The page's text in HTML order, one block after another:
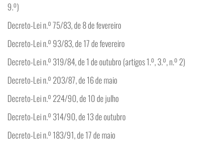
9.º)
Decreto-Lei n.º 75/83, de 8 de fevereiro
Decreto-Lei n.º 93/83, de 17 de fevereiro
Decreto-Lei n.º 319/84, de 1 de outubro (artigos 1.º, 3.º, n.º 2)
Decreto-Lei n.º 203/87, de 16 de maio
Decreto-Lei n.º 224/90, de 10 de julho
Decreto-Lei n.º 314/90, de 13 de outubro
Decreto-Lei n.º 183/91, de 17 de maio